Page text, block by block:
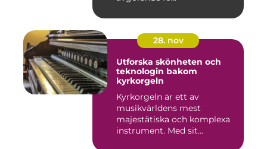
28. nov
Utforska skönheten och
teknologin bakom
kyrkorgeln
Kyrkorgeln är ett av
musikvärldens mest
majestätiska och komplexa
instrument. Med sit...